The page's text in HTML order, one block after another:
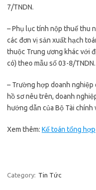
7/TNDN.
– Phụ lục tính nộp thuế thu
các đơn vị sản xuất hạch
thuộc Trung ương khác với
có) theo mẫu số 03-8/TNDN.
– Trường hợp doanh nghiệp
hồ sơ nêu trên, doanh
hướng dẫn của Bộ Tài
Xem thêm: Kế toán tổng hợp
Category: Tin Tức